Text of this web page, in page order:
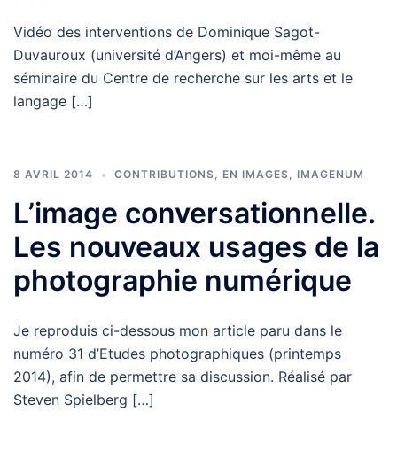
Vidéo des interventions de Dominique Sagot-
Duvauroux (université d’Angers) et moi-même au
séminaire du Centre de recherche sur les arts et le
langage […]
8 AVRIL 2014 CONTRIBUTIONS, EN IMAGES, IMAGENUM
L’image conversationnelle.
Les nouveaux usages de la
photographie numérique
Je reproduis ci-dessous mon article paru dans le
numéro 31 d’Etudes photographiques (printemps
2014), afin de permettre sa discussion. Réalisé par
Steven Spielberg […]